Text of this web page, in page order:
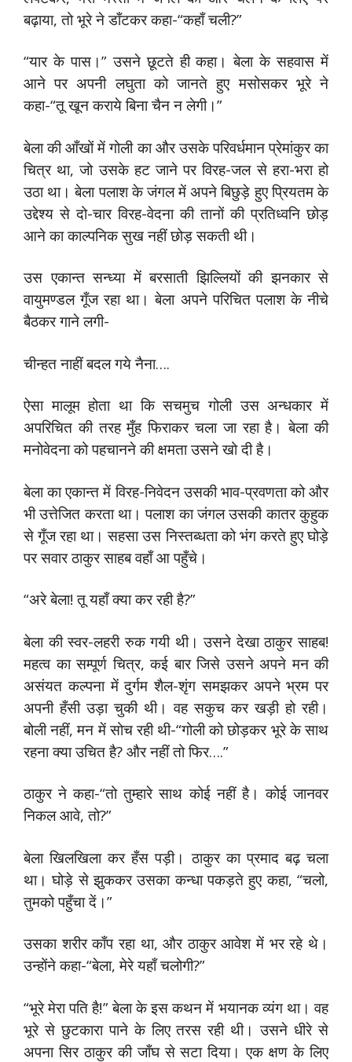
बढ़ाया, तो भूरे ने डाँटकर कहा-“कहाँ चली?”
“यार के पास।” उसने छूटते ही कहा। बेला के सहवास में
आने पर अपनी लघुता को जानते हुए मसोसकर भूरे ने
कहा-“तू खून कराये बिना चैन न लेगी।”
बेला की आँखों में गोली का और उसके परिवर्धमान प्रेमांकुर का
चित्र था, जो उसके हट जाने पर विरह-जल से हरा-भरा हो
उठा था। बेला पलाश के जंगल में अपने बिछुड़े हुए प्रियतम के
उद्देश्य से दो-चार विरह-वेदना की तानों की प्रतिध्वनि छोड़
आने का काल्पनिक सुख नहीं छोड़ सकती थी।
उस एकान्त सन्ध्या में बरसाती झिल्लियों की झनकार से
वायुमण्डल गूँज रहा था। बेला अपने परिचित पलाश के नीचे
बैठकर गाने लगी-
चीन्हत नाहीं बदल गये नैना….
ऐसा मालूम होता था कि सचमुच गोली उस अन्धकार में
अपरिचित की तरह मुँह फिराकर चला जा रहा है। बेला की
मनोवेदना को पहचानने की क्षमता उसने खो दी है।
बेला का एकान्त में विरह-निवेदन उसकी भाव-प्रवणता को और
भी उत्तेजित करता था। पलाश का जंगल उसकी कातर कुहुक
से गूँज रहा था। सहसा उस निस्तब्धता को भंग करते हुए घोड़े
पर सवार ठाकुर साहब वहाँ आ पहुँचे।
“अरे बेला! तू यहाँ क्या कर रही है?”
बेला की स्वर-लहरी रुक गयी थी। उसने देखा ठाकुर साहब!
महत्व का सम्पूर्ण चित्र, कई बार जिसे उसने अपने मन की
असंयत कल्पना में दुर्गम शैल-शृंग समझकर अपने भ्रम पर
अपनी हँसी उड़ा चुकी थी। वह सकुच कर खड़ी हो रही।
बोली नहीं, मन में सोच रही थी-“गोली को छोड़कर भूरे के साथ
रहना क्या उचित है? और नहीं तो फिर….”
ठाकुर ने कहा-“तो तुम्हारे साथ कोई नहीं है। कोई जानवर
निकल आवे, तो?”
बेला खिलखिला कर हँस पड़ी। ठाकुर का प्रमाद बढ़ चला
था। घोड़े से झुककर उसका कन्धा पकड़ते हुए कहा, “चलो,
तुमको पहुँचा दें।”
उसका शरीर काँप रहा था, और ठाकुर आवेश में भर रहे थे।
उन्होंने कहा-“बेला, मेरे यहाँ चलोगी?”
“भूरे मेरा पति है!” बेला के इस कथन में भयानक व्यंग था। वह
भूरे से छुटकारा पाने के लिए तरस रही थी। उसने धीरे से
अपना सिर ठाकुर की जाँघ से सटा दिया। एक क्षण के लिए